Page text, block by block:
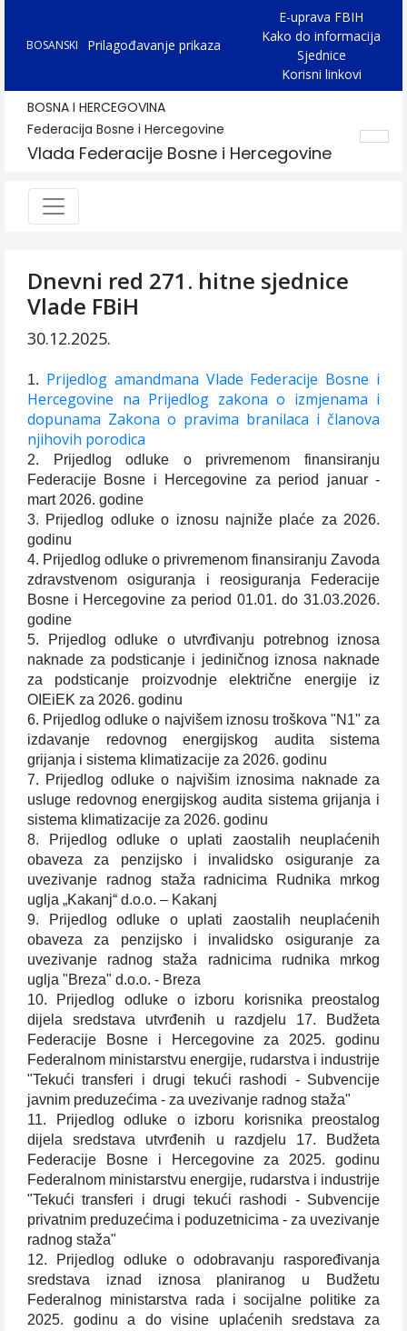
BOSANSKI Prilagođavanje prikaza
E-uprava FBIH
Kako do informacija
Sjednice
Korisni linkovi
BOSNA I HERCEGOVINA
Federacija Bosne i Hercegovine
Vlada Federacije Bosne i Hercegovine
Dnevni red 271. hitne sjednice
Vlade FBiH
30.12.2025.
1. Prijedlog amandmana Vlade Federacije Bosne i
Hercegovine na Prijedlog zakona o izmjenama i
dopunama Zakona o pravima branilaca i članova
njihovih porodica
2. Prijedlog odluke o privremenom finansiranju
Federacije Bosne i Hercegovine za period januar -
mart 2026. godine
3. Prijedlog odluke o iznosu najniže plaće za 2026.
godinu
4. Prijedlog odluke o privremenom finansiranju Zavoda
zdravstvenom osiguranja i reosiguranja Federacije
Bosne i Hercegovine za period 01.01. do 31.03.2026.
godine
5. Prijedlog odluke o utvrđivanju potrebnog iznosa
naknade za podsticanje i jediničnog iznosa naknade
za podsticanje proizvodnje električne energije iz
OIEiEK za 2026. godinu
6. Prijedlog odluke o najvišem iznosu troškova "N1" za
izdavanje redovnog energijskog audita sistema
grijanja i sistema klimatizacije za 2026. godinu
7. Prijedlog odluke o najvišim iznosima naknade za
usluge redovnog energijskog audita sistema grijanja i
sistema klimatizacije za 2026. godinu
8. Prijedlog odluke o uplati zaostalih neuplaćenih
obaveza za penzijsko i invalidsko osiguranje za
uvezivanje radnog staža radnicima Rudnika mrkog
uglja „Kakanj“ d.o.o. – Kakanj
9. Prijedlog odluke o uplati zaostalih neuplaćenih
obaveza za penzijsko i invalidsko osiguranje za
uvezivanje radnog staža radnicima rudnika mrkog
uglja "Breza" d.o.o. - Breza
10. Prijedlog odluke o izboru korisnika preostalog
dijela sredstava utvrđenih u razdjelu 17. Budžeta
Federacije Bosne i Hercegovine za 2025. godinu
Federalnom ministarstvu energije, rudarstva i industrije
"Tekući transferi i drugi tekući rashodi - Subvencije
javnim preduzećima - za uvezivanje radnog staža"
11. Prijedlog odluke o izboru korisnika preostalog
dijela sredstava utvrđenih u razdjelu 17. Budžeta
Federacije Bosne i Hercegovine za 2025. godinu
Federalnom ministarstvu energije, rudarstva i industrije
"Tekući transferi i drugi tekući rashodi - Subvencije
privatnim preduzećima i poduzetnicima - za uvezivanje
radnog staža"
12. Prijedlog odluke o odobravanju raspoređivanja
sredstava iznad iznosa planiranog u Budžetu
Federalnog ministarstva rada i socijalne politike za
2025. godinu a do visine uplaćenih sredstava za